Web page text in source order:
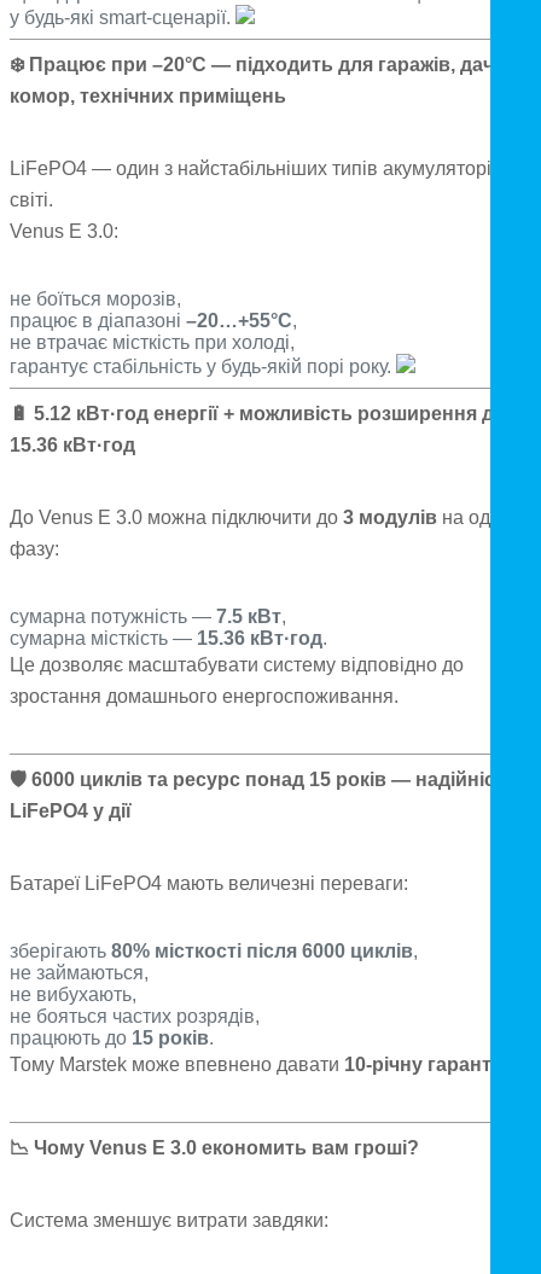
у будь-які smart-сценарії.
❄️Працює при –20°C — підходить для гаражів, дач,
комор, технічних приміщень
LiFePO4 — один з найстабільніших типів акумуляторів у
світі.
Venus E 3.0:
не боїться морозів,
працює в діапазоні –20…+55°C,
не втрачає місткість при холоді,
гарантує стабільність у будь-якій порі року.
🔋 5.12 кВт·год енергії + можливість розширення до
15.36 кВт·год
До Venus E 3.0 можна підключити до 3 модулів на одну
фазу:
сумарна потужність — 7.5 кВт,
сумарна місткість — 15.36 кВт·год.
Це дозволяє масштабувати систему відповідно до
зростання домашнього енергоспоживання.
🛡 6000 циклів та ресурс понад 15 років — надійність
LiFePO4 у дії
Батареї LiFePO4 мають величезні переваги:
зберігають 80% місткості після 6000 циклів,
не займаються,
не вибухають,
не бояться частих розрядів,
працюють до 15 років.
Тому Marstek може впевнено давати 10-річну гарантію
📉 Чому Venus E 3.0 економить вам гроші?
Система зменшує витрати завдяки: